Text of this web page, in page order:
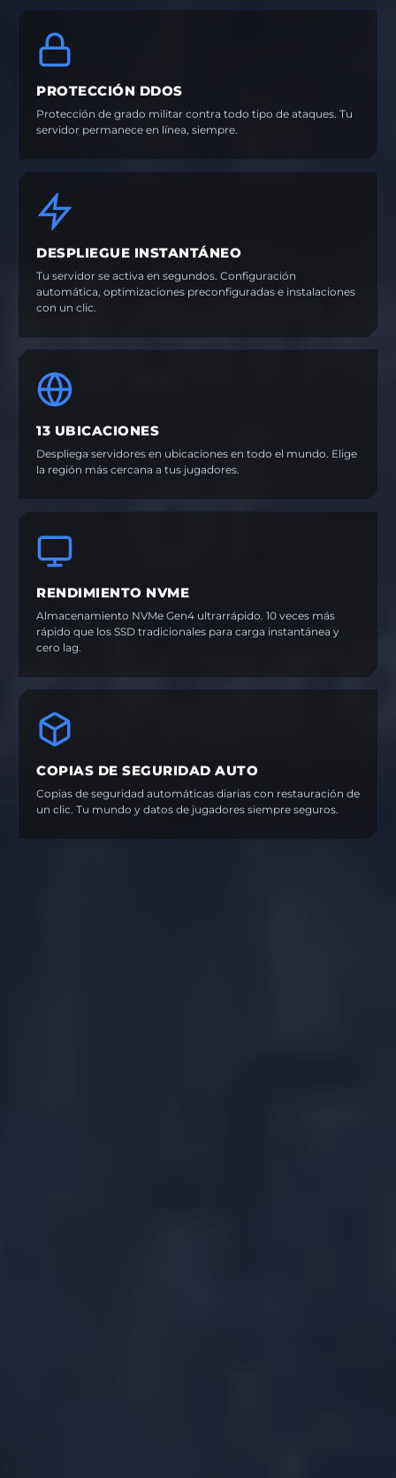
PROTECCIÓN DDOS
Protección de grado militar contra todo tipo de ataques. Tu
servidor permanece en línea, siempre.
DESPLIEGUE INSTANTÁNEO
Tu servidor se activa en segundos. Configuración
automática, optimizaciones preconfiguradas e instalaciones
con un clic.
13 UBICACIONES
Despliega servidores en ubicaciones en todo el mundo. Elige
la región más cercana a tus jugadores.
RENDIMIENTO NVME
Almacenamiento NVMe Gen4 ultrarrápido. 10 veces más
rápido que los SSD tradicionales para carga instantánea y
cero lag.
COPIAS DE SEGURIDAD AUTO
Copias de seguridad automáticas diarias con restauración de
un clic. Tu mundo y datos de jugadores siempre seguros.